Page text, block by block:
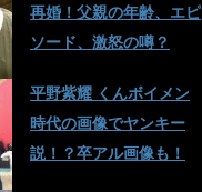
再婚！父親の年齢、エピ
ソード、激怒の噂？
平野紫耀 くんボイメン
時代の画像でヤンキー
説！？卒アル画像も！